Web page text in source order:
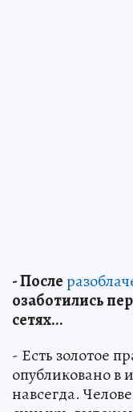
- После
озаботились
сетях...
- Есть золотое
опубликовано в
навсегда.